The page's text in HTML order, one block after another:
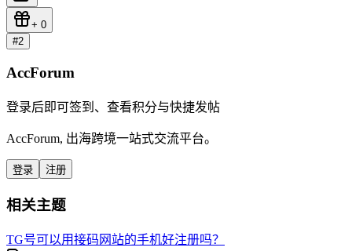
+ 0
#2
AccForum
登录后即可签到、查看积分与快捷发帖
AccForum, 出海跨境一站式交流平台。
登录 注册
相关主题
TG号可以用接码网站的手机好注册吗？